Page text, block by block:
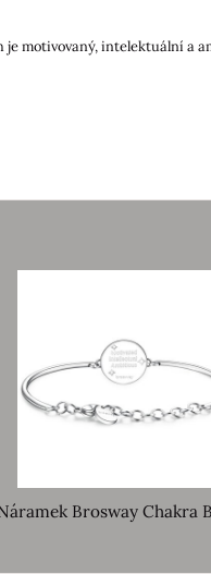
je motivovaný, intelektuální a
Brosway Chakra